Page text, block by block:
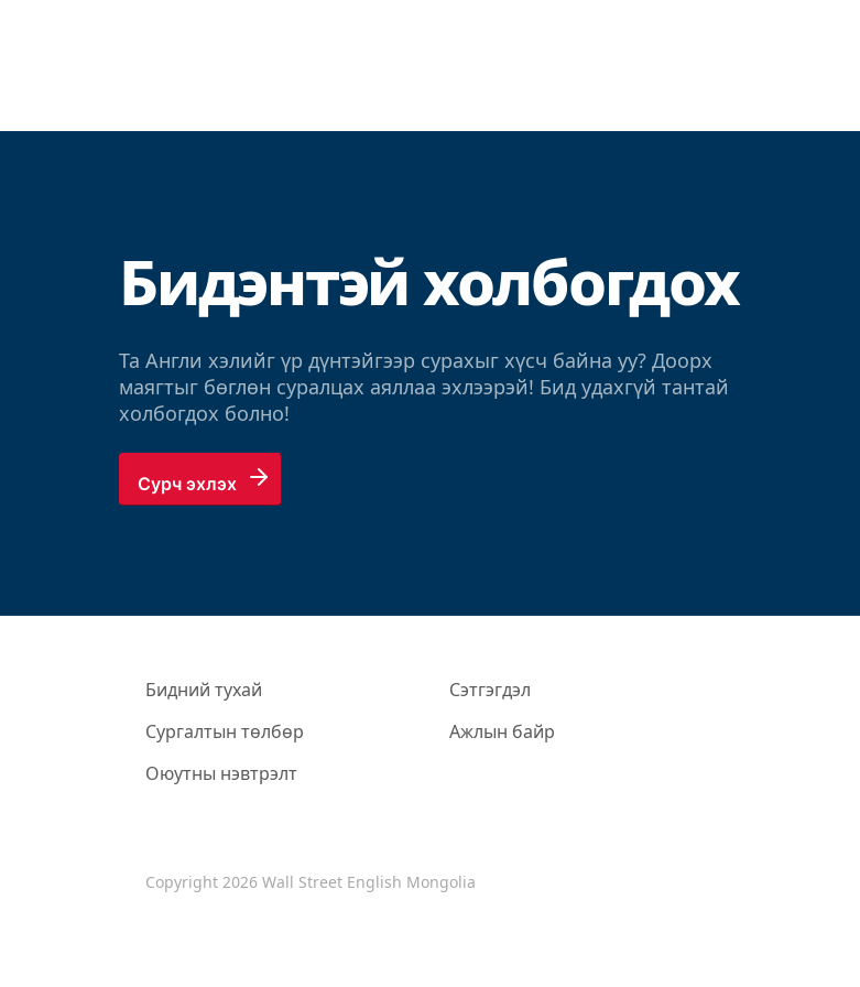
Бидэнтэй холбогдох
Та Англи хэлийг үр дүнтэйгээр сурахыг хүсч байна уу? Доорх
маягтыг бөглөн суралцах аяллаа эхлээрэй! Бид удахгүй тантай
холбогдох болно!
Сурч эхлэх
Бидний тухай
Сургалтын төлбөр
Оюутны нэвтрэлт
Сэтгэгдэл
Ажлын байр
Copyright 2026 Wall Street English Mongolia